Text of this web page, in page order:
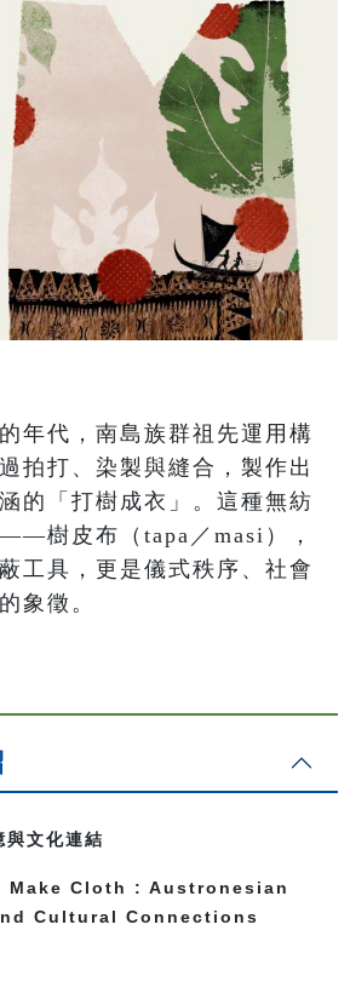
年代，南島族群祖先運用構
拍打、染製與縫合，製作出
的「打樹成衣」。這種無紡
樹皮布（tapa／masi），
工具，更是儀式秩序、社會
象徵。
與文化連結
Cloth : Austronesian
Cultural Connections